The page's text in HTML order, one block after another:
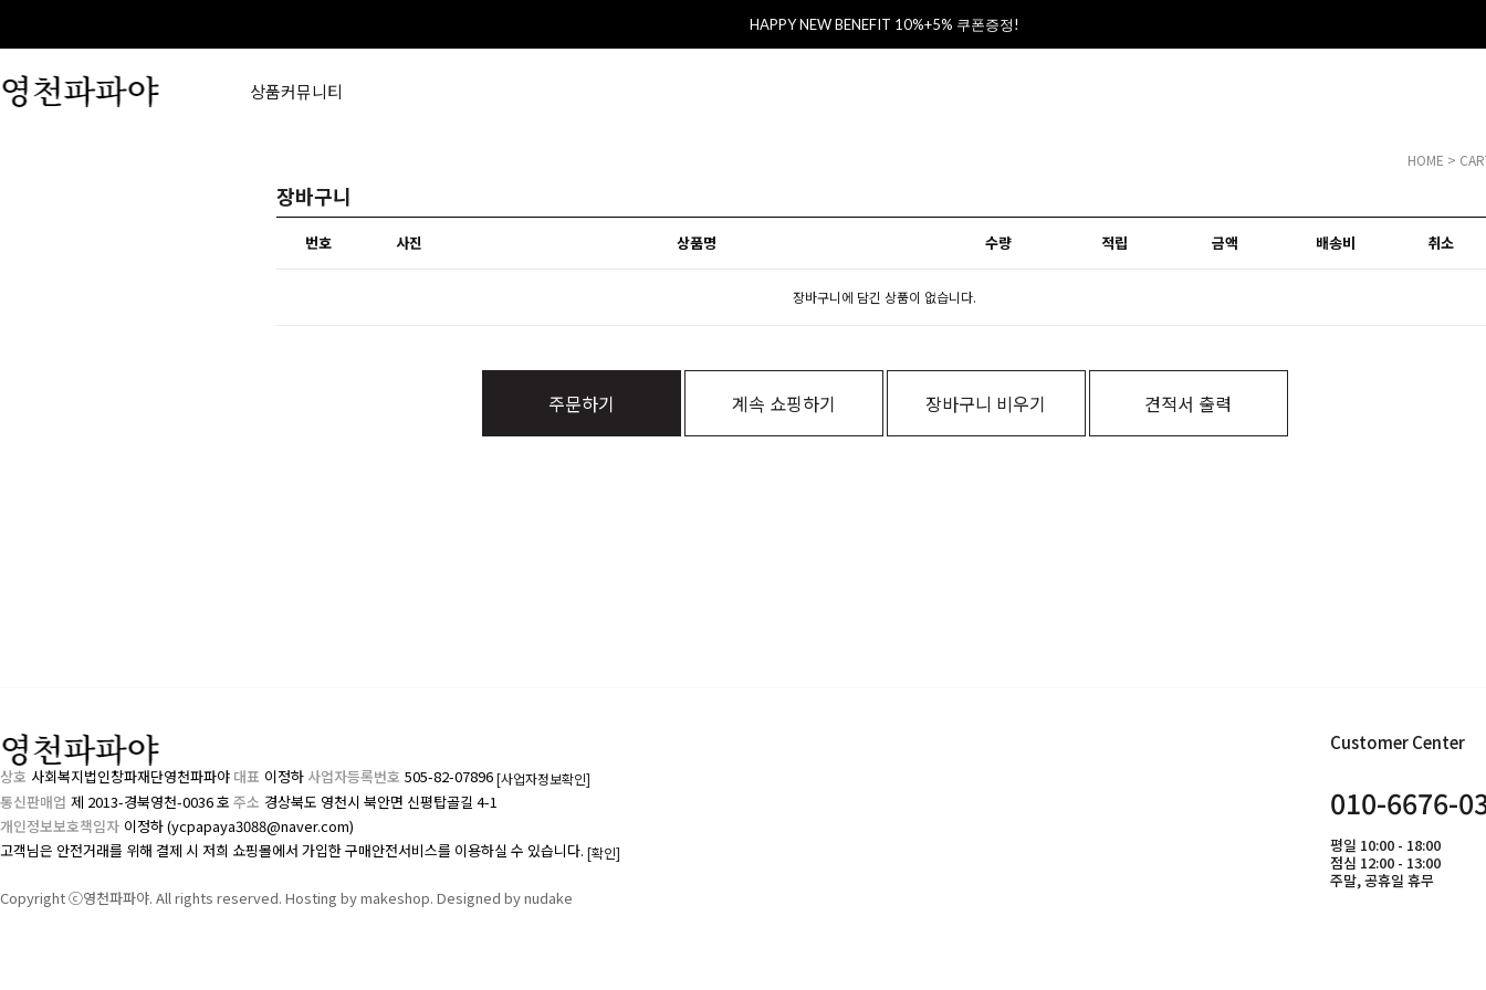
HAPPY NEW BENEFIT 10%+5% 쿠폰증정!
상품커뮤니티
HOME >
장바구니
번호 사진 상품명 수량 적립 금액 배송비 취소
장바구니에 담긴 상품이 없습니다.
주문하기 계속 쇼핑하기 장바구니 비우기 견적서 출력
상호 사회복지법인창파재단영천파파야 대표 이정하 사업자등록번호 505-82-07896[사업자정보확인]
통신판매업 제 2013-경북영천-0036 호 주소 경상북도 영천시 북안면 신평탑골길 4-1
개인정보보호책임자 이정하 (ycpapaya3088@naver.com)
고객님은 안전거래를 위해 결제 시 저희 쇼핑몰에서 가입한 구매안전서비스를 이용하실 수 있습니다. [확인]
Customer Center
010-6676-
평일 10:00 - 18:00
점심 12:00 - 13:00
주말, 공휴일 휴무
Copyright ⓒ영천파파야. All rights reserved. Hosting by makeshop. Designed by nudake